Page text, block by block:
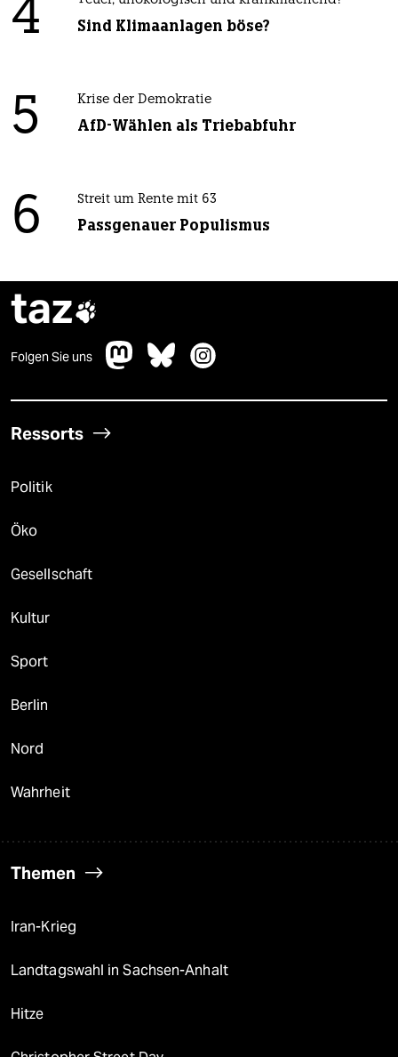
4 Sind Klimaanlagen böse?
5 Krise der Demokratie
AfD-Wählen als Triebabfuhr
6 Streit um Rente mit 63
Passgenauer Populismus
taz
Folgen Sie uns
Ressorts
Politik
Öko
Gesellschaft
Kultur
Sport
Berlin
Nord
Wahrheit
Themen
Iran-Krieg
Landtagswahl in Sachsen-Anhalt
Hitze